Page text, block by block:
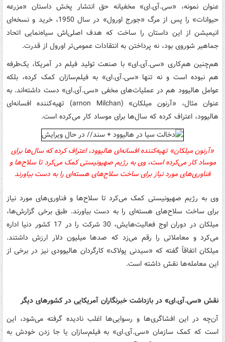
عنوان نمونه، «سی.‌آی.ای» مخفیانه حق انتشار پخش داستان «مزرعه
حیوانات» را پس از مرگ «جورج اورول» در سال 1950، خرید و نسخه‌ای
انیمیشن از این داستان را ساخت که هدف اصلی‌اش سیاه‌نمایی اتحاد
جماهیر شوروی بود، نه پرداختن به انتقادات عمومی‌تر اورول از قدرت.
هم‌چنین هم‌کاری «سی.‌آی.ای» با صنعت تولید فیلم در آمریکا، یک‌طرفه
هم نبوده است و نه تنها «سی.‌آی.ای» به فیلم‌سازان کمک کرده، بلکه
عوامل هالیوود هم در عملیات‌های مخفی «سی.‌آی.ای» دست داشته‌اند. به
عنوان مثال، «آرنون میلکان» (arnon Milchan)
تهیه‌کننده افسانه‌ای
هالیوود، اعتراف کرده که سال‌ها برای موساد کار می‌کرده است.
«آرنون میلکان» تهیه‌کننده افسانه‌ای هالیوود، اعتراف کرده که سال‌ها برای
موساد کار می‌کرده است،وی به رژیم صهیونیستی کمک می‌کرد تا سلاح‌ها و
فناوری‌های مورد نیاز برای ساخت سلاح‌های هسته‌ای را به دست بیاورند
وی به رژیم صهیونیستی کمک می‌کرد تا سلاح‌ها و فناوری‌های مورد نیاز
برای ساخت سلاح‌های هسته‌ای را به دست بیاورند. طبق برخی گزارش‌ها،
میلکان در دوران اوج فعالیت‌هایش، 30 شرکت را در 17 کشور دنیا اداره
می‌کرد و معاملاتی را رقم می‌زد که صدها میلیون دلار ارزش داشتند.
میلکان اتفاقاً گفته که «سیدنی پولاک» کارگردان هالیوودی نیز در برخی از
این معامله‌ها نقش داشته است.
نقش «سی.‌آی.ای» در بازداشت خبرنگاران آمریکایی در کشورهای دیگر
آن‌چه در این افشاگری‌ها و رسوایی‌ها اغلب نادیده گرفته می‌شود، این
است که کمک سازمان «سی.‌آی.ای» به فیلم‌سازان یا جا زدن خودش به